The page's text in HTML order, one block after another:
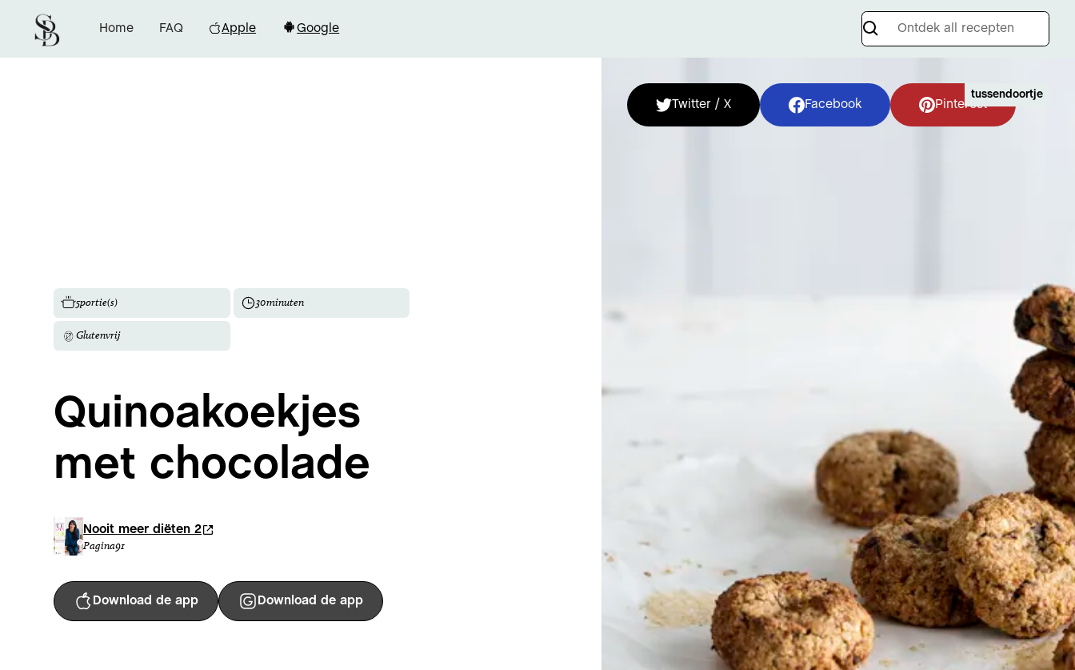
Home FAQ Apple Google
5portie(s) 30minuten
Glutenvrij
Quinoakoekjes
met chocolade
Nooit meer diëten 2
Pagina91
Download de app Download de app
Twitter / X Facebook Pinterest
tussendoortje